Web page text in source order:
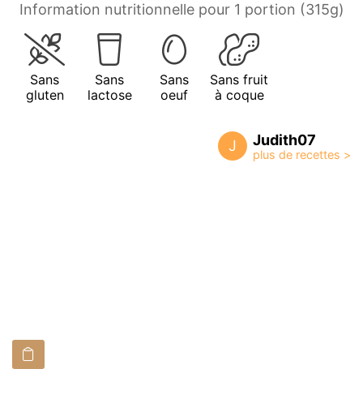
Information nutritionnelle pour 1 portion (315g)
Sans
gluten
Sans
lactose
Sans
oeuf
Sans fruit
à coque
J Judith07